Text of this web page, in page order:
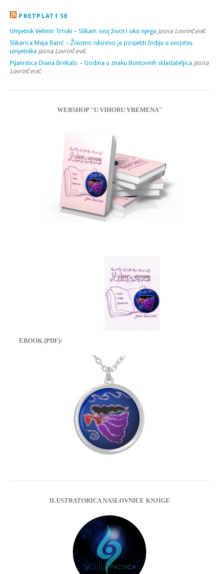
PRETPLATI SE
Umjetnik Velimir Trnski – Slikam svoj život i oko njega Jasna Lovrinčević
Slikarica Maja Barić – Životno iskustvo je posjetiti Indiju u svojstvu
umjetnika Jasna Lovrinčević
Pijanistica Diana Brekalo – Godina u znaku Buntovnih skladateljica Jasna
Lovrinčević
WEBSHOP "U VIHORU VREMENA"
EBOOK (PDF):
ILUSTRATORICA NASLOVNICE KNJIGE